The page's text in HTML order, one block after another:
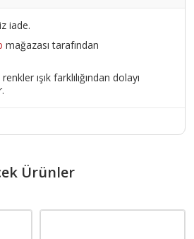
iade.
mağazası tarafından
ışık farklılığından dolayı
Ürünler